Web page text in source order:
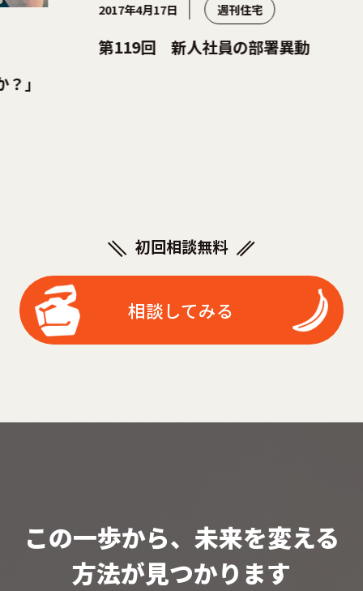
2017年4月17日 週刊住宅
第119回 新人社員の部署異動
初回相談無料
相談してみる
この一歩から、未来を変える
方法が見つかります